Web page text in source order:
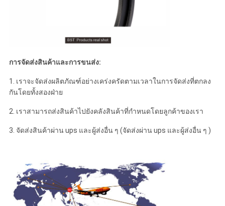
การจัดส่งสินค้าและการขนส่ง:
1. เราจะจัดส่งผลิตภัณฑ์อย่างเคร่งครัดตามเวลาในการจัดส่งที่ตกลง
กันโดยทั้งสองฝ่าย
2. เราสามารถส่งสินค้าไปยังคลังสินค้าที่กำหนดโดยลูกค้าของเรา
3. จัดส่งสินค้าผ่าน ups และผู้ส่งอื่น ๆ (จัดส่งผ่าน ups และผู้ส่งอื่น ๆ )